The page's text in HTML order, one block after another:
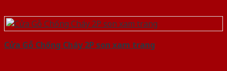
Cửa Gỗ Chống Cháy 2P son xam trang